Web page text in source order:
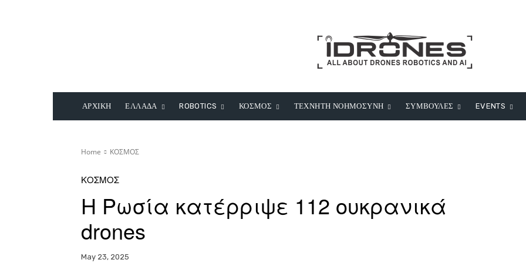
ΑΡΧΙΚΗ ΕΛΛΑΔΑ ROBOTICS ΚΟΣΜΟΣ ΤΕΧΝΗΤΗ ΝΟΗΜΟΣΥΝΗ ΣΥΜΒΟΥΛΕΣ EVENTS
Home ΚΟΣΜΟΣ
ΚΟΣΜΟΣ
Η Ρωσία κατέρριψε 112 ουκρανικά
drones
May 23, 2025